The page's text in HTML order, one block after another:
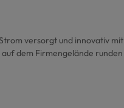
versorgt und innovativ mit
dem Firmengelände runden